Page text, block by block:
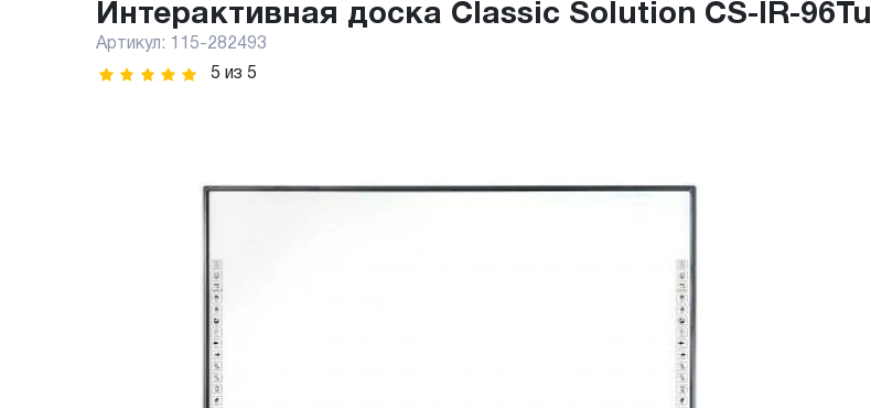
Интерактивная доска Classic Solution CS-IR-96Tu
Артикул:
115-282493
5 из 5